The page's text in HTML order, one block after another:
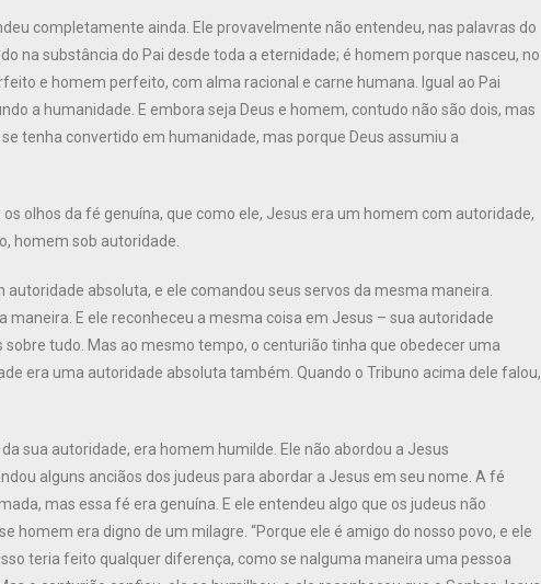
completamente ainda. Ele provavelmente não entendeu, nas palavras do
na substância do Pai desde toda a eternidade; é homem porque nasceu, no
e homem perfeito, com alma racional e carne humana. Igual ao Pai
a humanidade. E embora seja Deus e homem, contudo não são dois, mas
tenha convertido em humanidade, mas porque Deus assumiu a
olhos da fé genuína, que como ele, Jesus era um homem com autoridade,
homem sob autoridade.
autoridade absoluta, e ele comandou seus servos da mesma maneira.
E ele reconheceu a mesma coisa em Jesus – sua autoridade
tudo. Mas ao mesmo tempo, o centurião tinha que obedecer uma
era uma autoridade absoluta também. Quando o Tribuno acima dele falou,
sua autoridade, era homem humilde. Ele não abordou a Jesus
alguns anciãos dos judeus para abordar a Jesus em seu nome. A fé
mas essa fé era genuína. E ele entendeu algo que os judeus não
homem era digno de um milagre. “Porque ele é amigo do nosso povo, e ele
teria feito qualquer diferença, como se nalguma maneira uma pessoa